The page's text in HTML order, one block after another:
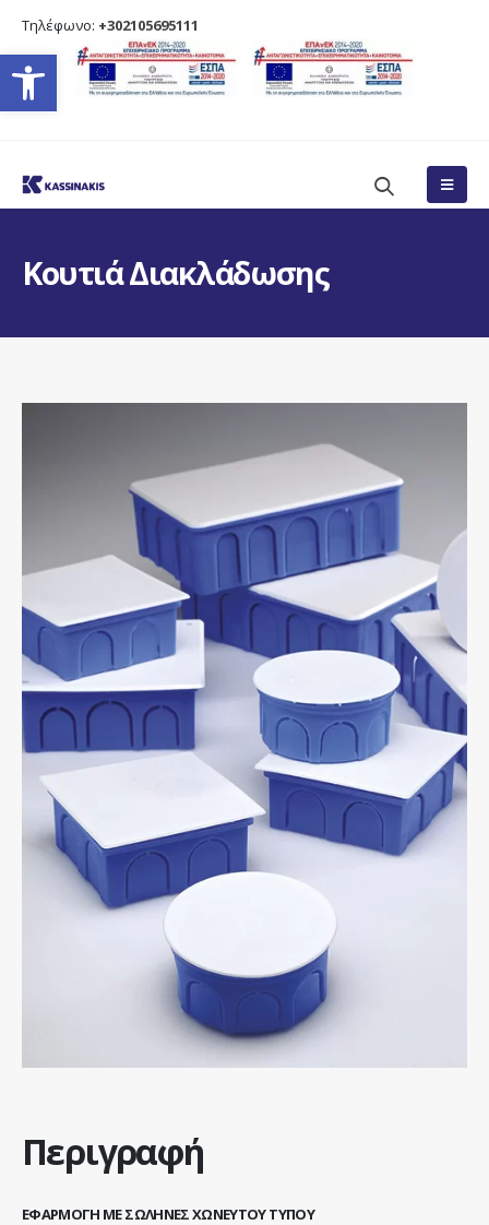
Ανοίξτε τη γραμμή
Τηλέφωνο: +302105695111
Κουτιά Διακλάδωσης
Περιγραφή
EΦΑΡΜΟΓΗ ΜΕ ΣΩΛΗΝΕΣ ΧΩΝΕΥΤΟΥ ΤΥΠΟΥ